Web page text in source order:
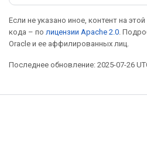
Если не указано иное, контент на
кода – по лицензии Apache 2.0 .
Oracle и ее аффилированных лиц.
Последнее обновление: 2025-07-26